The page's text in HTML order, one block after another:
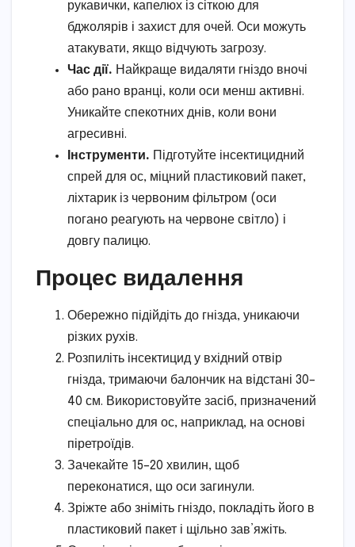
рукавички, капелюх із сіткою для
бджолярів і захист для очей. Оси можуть
атакувати, якщо відчують загрозу.
Час дії. Найкраще видаляти гніздо вночі
або рано вранці, коли оси менш активні.
Уникайте спекотних днів, коли вони
агресивні.
Інструменти. Підготуйте інсектицидний
спрей для ос, міцний пластиковий пакет,
ліхтарик із червоним фільтром (оси
погано реагують на червоне світло) і
довгу палицю.
Процес видалення
Обережно підійдіть до гнізда, уникаючи
різких рухів.
Розпиліть інсектицид у вхідний отвір
гнізда, тримаючи балончик на відстані 30–
40 см. Використовуйте засіб, призначений
спеціально для ос, наприклад, на основі
піретроїдів.
Зачекайте 15–20 хвилин, щоб
переконатися, що оси загинули.
Зріжте або зніміть гніздо, покладіть його в
пластиковий пакет і щільно зав’яжіть.